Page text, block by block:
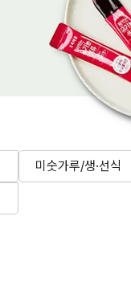
미숫가루/생·선식